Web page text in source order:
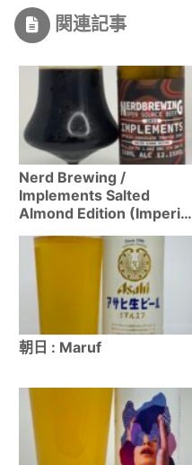
関連記事
Nerd Brewing /
Implements Salted
Almond Edition (Imperial
Stout 12%) 评测
朝日 : Maruf